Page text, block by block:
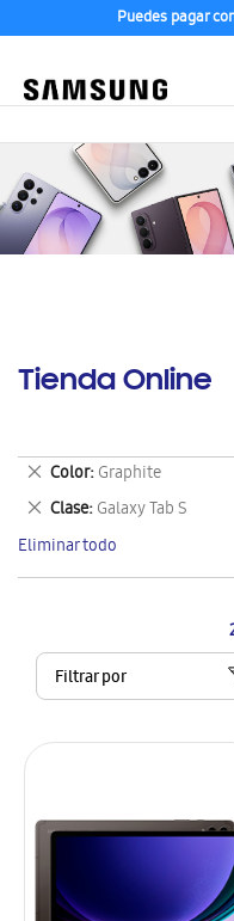
Puedes pagar
Tienda Online
Filtrar por
Color Graphite
Eliminar
este
artículo
Clase Galaxy Tab S
Eliminar
este
artículo
Eliminar todo